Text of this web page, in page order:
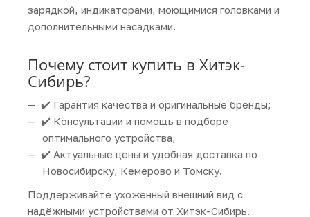
зарядкой, индикаторами, моющимися головками и
дополнительными насадками.
Почему стоит купить в Хитэк-
Сибирь?
✔️ Гарантия качества и оригинальные бренды;
✔️ Консультации и помощь в подборе
оптимального устройства;
✔️ Актуальные цены и удобная доставка по
Новосибирску, Кемерово и Томску.
Поддерживайте ухоженный внешний вид с
надёжными устройствами от Хитэк-Сибирь.